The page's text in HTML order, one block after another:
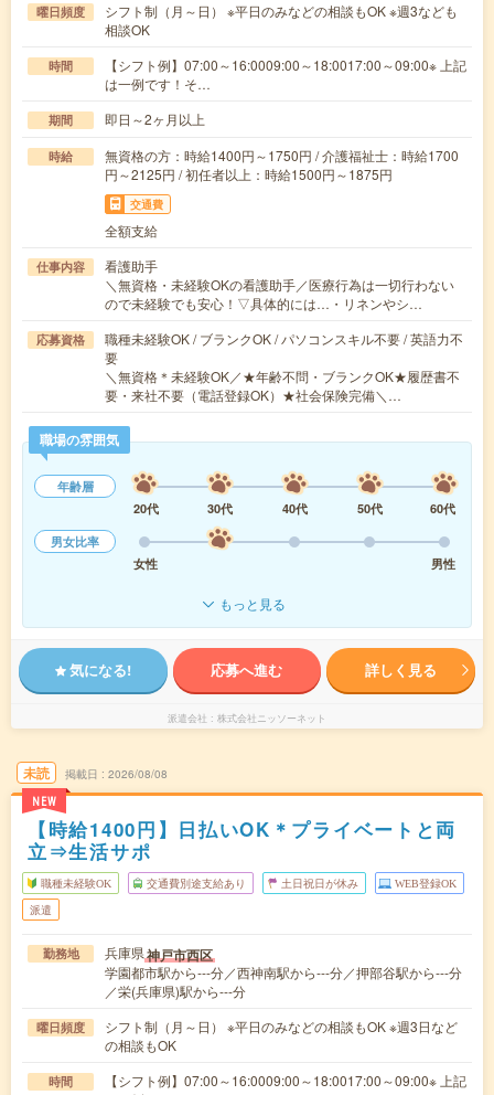
曜日頻度
シフト制（月～日） ※平日のみなどの相談もOK ※週3なども
相談OK
時間
【シフト例】07:00～16:0009:00～18:0017:00～09:00※ 上記
は一例です！そ…
期間 即日～2ヶ月以上
時給
無資格の方：時給1400円～1750円 / 介護福祉士：時給1700
円～2125円 / 初任者以上：時給1500円～1875円
交通費
全額支給
仕事内容
看護助手
＼無資格・未経験OKの看護助手／医療行為は一切行わない
ので未経験でも安心！▽具体的には…・リネンやシ…
応募資格
職種未経験OK / ブランクOK / パソコンスキル不要 / 英語力不
要
＼無資格＊未経験OK／★年齢不問・ブランクOK★履歴書不
要・来社不要（電話登録OK）★社会保険完備＼…
職場の雰囲気
年齢層
20代
30代 40代 50代
60代
男女比率
女性
男性
もっと見る
気になる! 応募へ進む 詳しく見る
派遣会社 株式会社ニッソーネット
未読
NEW
掲載日 2026/08/08
【時給1400円】日払いOK＊プライベートと両
立⇒生活サポ
職種未経験OK 交通費別途支給あり 土日祝日が休み WEB登録OK
派遣
勤務地 兵庫県神戸市西区
学園都市駅から---分／西神南駅から---分／押部谷駅から---分
／栄(兵庫県)駅から---分
曜日頻度
シフト制（月～日） ※平日のみなどの相談もOK ※週3日など
の相談もOK
時間
【シフト例】07:00～16:0009:00～18:0017:00～09:00※ 上記